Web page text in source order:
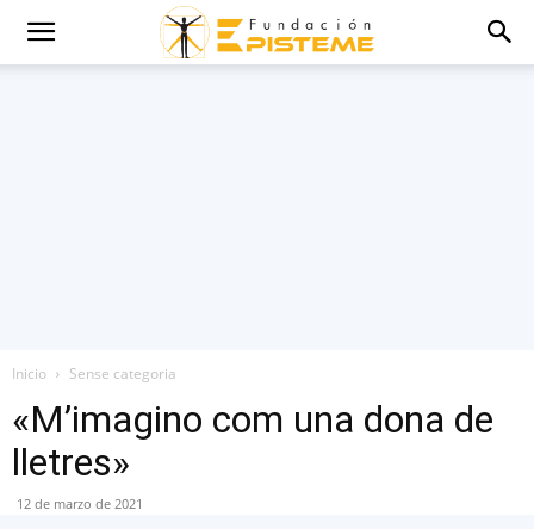
Inicio Sense categoria
«M’imagino com una dona de
lletres»
12 de marzo de 2021